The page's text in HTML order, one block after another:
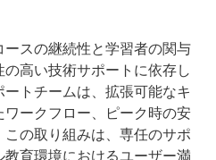
スの継続性と学習者の関与
高い技術サポートに依存し
トチームは、拡張可能なキ
ワークフロー、ピーク時の安
の取り組みは、専任のサポ
育環境におけるユーザー満